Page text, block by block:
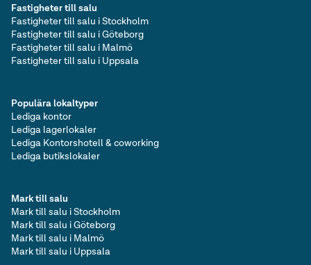
Populära lokaltyper
Lediga kontor
Lediga lagerlokaler
Lediga Kontorshotell & coworking
Lediga butikslokaler
Fastigheter till salu
Fastigheter till salu i Stockholm
Fastigheter till salu i Göteborg
Fastigheter till salu i Malmö
Fastigheter till salu i Uppsala
Mark till salu
Mark till salu i Stockholm
Mark till salu i Göteborg
Mark till salu i Malmö
Mark till salu i Uppsala